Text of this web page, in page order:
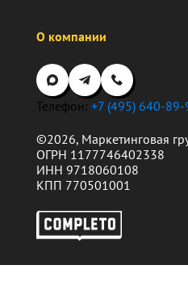
О компании
Телефон: +7 (495) 640-89-
©2026, Маркетинговая
ОГРН 1177746402338
ИНН 9718060108
КПП 770501001